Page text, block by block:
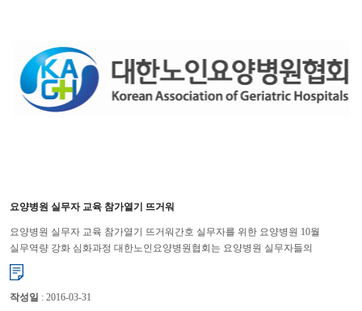
요양병원 실무자 교육 참가열기 뜨거워
요양병원 실무자 교육 참가열기 뜨거워간호 실무자를 위한 요양병원 10월
실무역량 강화 심화과정 대한노인요양병원협회는 요양병원 실무자들의
직무능력 향상을 통해 경쟁력 강화를 위해 연수교육을 대한병원협회 ...
작성일 : 2016-03-31